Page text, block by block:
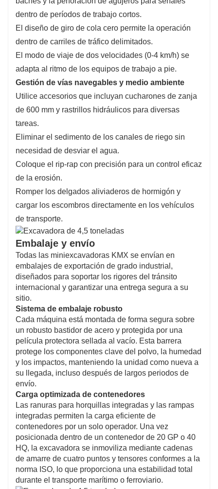
dentro de períodos de trabajo cortos.
El diseño de giro de cola cero permite la operación
dentro de carriles de tráfico delimitados.
El modo de viaje de dos velocidades (0-4 km/h) se
adapta al ritmo de los equipos de trabajo a pie.
Gestión de vías navegables y medio ambiente
Utilice accesorios que incluyan cucharones de zanja
de 600 mm y rastrillos hidráulicos para diversas
tareas.
Eliminar el sedimento de los canales de riego sin
necesidad de desviar el agua.
Coloque el rip-rap con precisión para un control eficaz
de la erosión.
Romper los delgados aliviaderos de hormigón y
cargar los escombros directamente en los vehículos
de transporte.
Embalaje y envío
Todas las miniexcavadoras KMX se envían en
embalajes de exportación de grado industrial,
diseñados para soportar los rigores del tránsito
internacional y garantizar una entrega segura a su
sitio.
Sistema de embalaje robusto
Cada máquina está montada de forma segura sobre
un robusto bastidor de acero y protegida por una
película protectora sellada al vacío. Esta barrera
protege los componentes clave del polvo, la humedad
y los impactos, manteniendo la unidad como nueva a
su llegada, incluso después de largos periodos de
envío.
Carga optimizada de contenedores
Las ranuras para horquillas integradas y las rampas
integradas permiten la carga eficiente de
contenedores por un solo operador. Una vez
posicionada dentro de un contenedor de 20 GP o 40
HQ, la excavadora se inmoviliza mediante cadenas
de amarre de cuatro puntos y tensores conformes a la
norma ISO, lo que proporciona una estabilidad total
durante el transporte marítimo o ferroviario.